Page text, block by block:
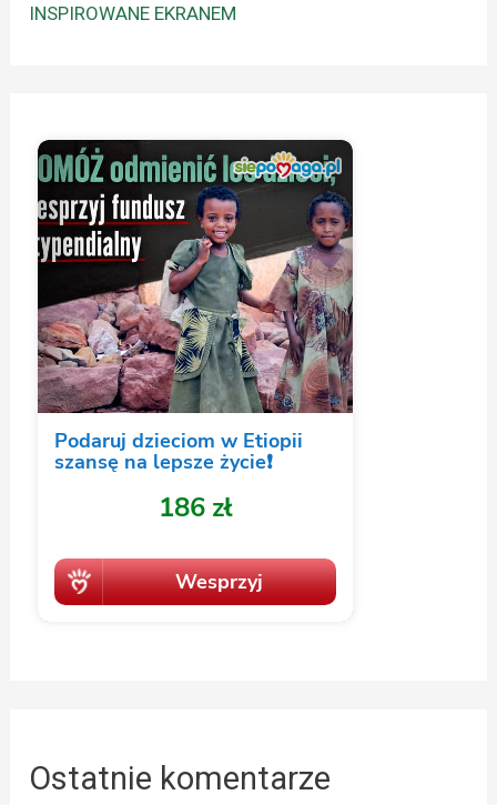
INSPIROWANE EKRANEM
Ostatnie komentarze